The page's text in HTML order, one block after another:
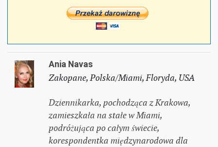
Ania Navas
Zakopane, Polska/Miami, Floryda, USA
Dziennikarka, pochodząca z Krakowa,
zamieszkała na stałe w Miami,
podróżująca po całym świecie,
korespondentka międzynarodowa dla